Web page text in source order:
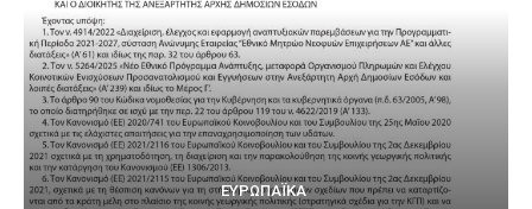
ΕΥΡΩΠΑΪΚΆ